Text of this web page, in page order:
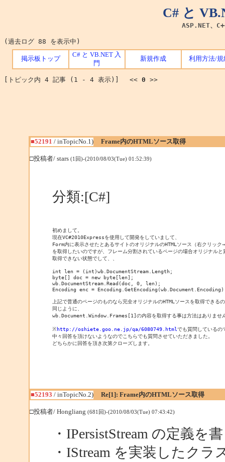
C# と
ASP.NET、
(過去ログ 88 を表示中)
掲示板トップ
C# と VB.NET 入
門
新規作成 利用方法/規
[トピック内 4 記事 (1 - 4 表示)] << 0 >>
■52191 / inTopicNo.1) Frame内のHTMLソース取得
□投稿者/ stars (1回)-(2010/08/03(Tue) 01:52:39)
分類:[C#]
初めまして。
現在VC#2010Expressを使用して開発をしていまして、
Form内に表示させたとあるサイトのオリジナルのHTMLソース（右クリッ
を取得したいのですが、フレーム分割されているページの場合オリジナルと
取得できない状態でして、、
int len = (int)wb.DocumentStream.Length;
byte[] doc = new byte[len];
wb.DocumentStream.Read(doc, 0, len);
Encoding enc =
上記で普通のページのものなら完全オリジナルのHTMLソースを取得できる
同じように、
wb.Document.Window.Frames[1]の内容を取得する事は方法はありませ
※http://oshiete.goo.ne.jp/qa/6080749.htmlでも質問しているの
中々回答を頂けないようなのでこちらでも質問させていただきました。
どちらかに回答を頂き次第クローズします。
■52193 / inTopicNo.2) Re[1]: Frame内のHTMLソース取得
□投稿者/ Hongliang (681回)-(2010/08/03(Tue) 07:43:42)
・IPersistStream の定義を
・IStream を実装したク